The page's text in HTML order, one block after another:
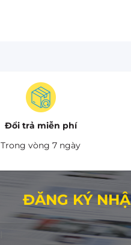
Đổi trả miễn phí
Trong vòng 7 ngày
ĐĂNG KÝ